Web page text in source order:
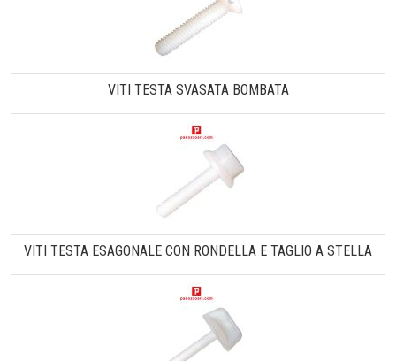
VITI TESTA SVASATA BOMBATA
VITI TESTA ESAGONALE CON RONDELLA E TAGLIO A STELLA